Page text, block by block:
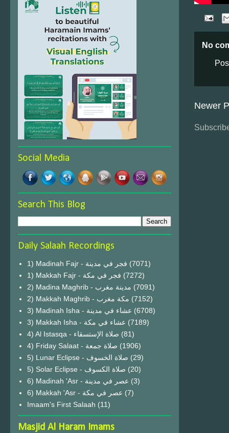
No
Newer
Social Media
Search This Blog
Daily Salaah Recordings
1) Madinah Fajr - فجر في مدينة (7071)
1) Makkah Fajr - فجر في مكة (7272)
2) Madina Maghrib - مدينة مغرب (7091)
2) Makkah Maghrib - مكة مغرب (7152)
3) Madinah Isha - عشاء في مدينة (6708)
3) Makkah Isha - عشاء في مكة (7189)
4) Al Istasqa - صلاة الإستسقاء (81)
4) Friday Salaat - صلاة جمعة (1906)
5) Lunar Eclipse - صلاة الخسوف (29)
(20)
6) Madinah 'Asr - عصر في مدينة (3)
6) Makkah 'Asr - عصر في مكة (7)
Imaam's First Salaah (11)
Masjid Al Haram Imams